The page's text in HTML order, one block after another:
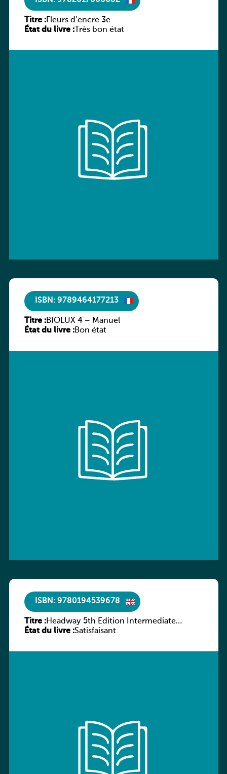
Titre :Fleurs d’encre 3e
État du livre :Très bon état
ISBN: 9789464177213
Titre :BIOLUX 4 – Manuel
État du livre :Bon état
ISBN: 9780194539678
Titre :Headway 5th Edition Intermediate
Workbook without key
État du livre :Satisfaisant